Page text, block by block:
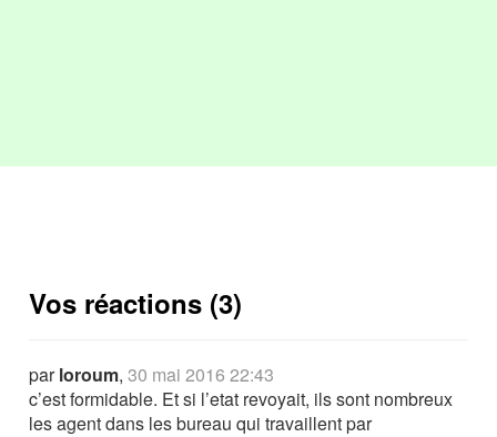
Vos réactions (3)
parloroum,30 mai 2016 22:43
c’est formidable. Et si l’etat revoyait, ils sont nombreux
les agent dans les bureau qui travaillent par